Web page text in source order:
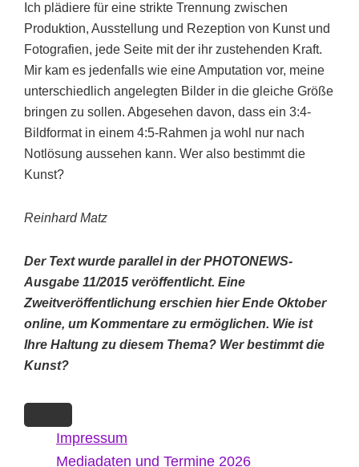
Ich plädiere für eine strikte Trennung zwischen
Produktion, Ausstellung und Rezeption von Kunst und
Fotografien, jede Seite mit der ihr zustehenden Kraft.
Mir kam es jedenfalls wie eine Amputation vor, meine
unterschiedlich angelegten Bilder in die gleiche Größe
bringen zu sollen. Abgesehen davon, dass ein 3:4-
Bildformat in einem 4:5-Rahmen ja wohl nur nach
Notlösung aussehen kann. Wer also bestimmt die
Kunst?
Reinhard Matz
Der Text wurde parallel in der PHOTONEWS-
Ausgabe 11/2015 veröffentlicht. Eine
Zweitveröffentlichung erschien hier Ende Oktober
online, um Kommentare zu ermöglichen. Wie ist
Ihre Haltung zu diesem Thema? Wer bestimmt die
Kunst?
Impressum
Mediadaten und Termine 2026